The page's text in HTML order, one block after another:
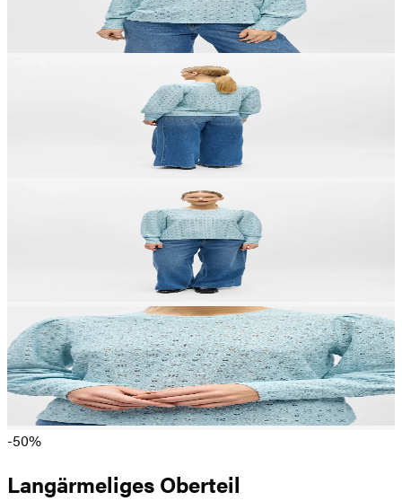
-50%
Langärmeliges Oberteil